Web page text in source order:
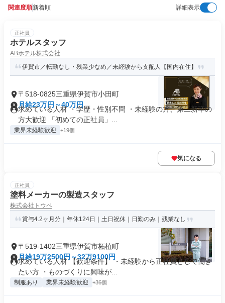
関連度順新着順 詳細表示
正社員
ホテルスタッフ
ABホテル株式会社
伊賀市／転勤なし・残業少なめ／未経験から支配人【国内在住】
〒518-0825三重県伊賀市小田町
月給23万円～40万円
求めている人材 ・学歴・性別不問 ・未経験の方、第二新卒の
方大歓迎 「初めての正社員」...
業界未経験歓迎 +19個
気になる
正社員
塗料メーカーの製造スタッフ
株式会社トウペ
賞与4.2ヶ月分｜年休124日｜土日祝休｜日勤のみ｜残業なし
〒519-1402三重県伊賀市柘植町
月給19万2500円～32万9100円
求めている人材 【歓迎条件】 ・未経験から正社員として働き
たい方 ・ものづくりに興味が...
制服あり 業界未経験歓迎 +36個